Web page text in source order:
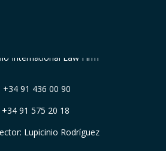
+34 91 436 00 90
+34 91 575 20 18
Lupicinio Rodríguez